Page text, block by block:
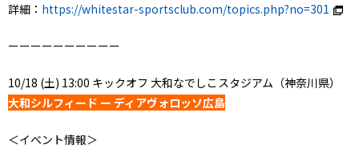
詳細： https://whitestar-sportsclub.com/topics.php?no=301
ーーーーーーーーーー
10/18 (土) 13:00 キックオフ 大和なでしこスタジアム（神奈川県）
大和シルフィード ー ディアヴォロッソ広島
＜イベント情報＞